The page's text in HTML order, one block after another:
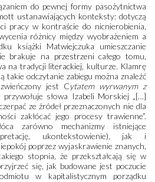
do pewnej formy pasożytnictwa
ustanawiających konteksty: dotyczą
pracy w kontraście do nicnierobienia,
różnicy między wyobrażeniem a
książki Matwiejczuka umieszczanie
na przestrzeni całego tomu,
na tradycji literackiej, kulturze. Klamrę
takie odczytanie zabiegu można znaleźć
jest Cytatem wyrwanym z
słowa Izabeli Morskiej „[…]
ze źródeł przeznaczonych nie dla
zakłócać jego procesy trawienne”.
zarówno mechanizmy istniejące
ukontekstowienie), jak i
poprzez wyjaskrawienie znanych,
stopnia, że przekształcają się w
się, jak budowane jest poczucie
w kapitalistycznym porządku